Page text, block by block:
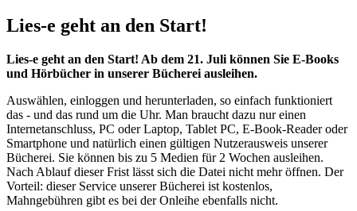
Lies-e geht an den Start!
Lies-e geht an den Start! Ab dem 21. Juli können Sie E-Books
und Hörbücher in unserer Bücherei ausleihen.
Auswählen, einloggen und herunterladen, so einfach funktioniert
das - und das rund um die Uhr. Man braucht dazu nur einen
Internetanschluss, PC oder Laptop, Tablet PC, E-Book-Reader oder
Smartphone und natürlich einen gültigen Nutzerausweis unserer
Bücherei. Sie können bis zu 5 Medien für 2 Wochen ausleihen.
Nach Ablauf dieser Frist lässt sich die Datei nicht mehr öffnen. Der
Vorteil: dieser Service unserer Bücherei ist kostenlos,
Mahngebühren gibt es bei der Onleihe ebenfalls nicht.